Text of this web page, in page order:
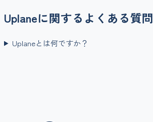
Uplaneに関するよくある質問
Uplaneとは何ですか？